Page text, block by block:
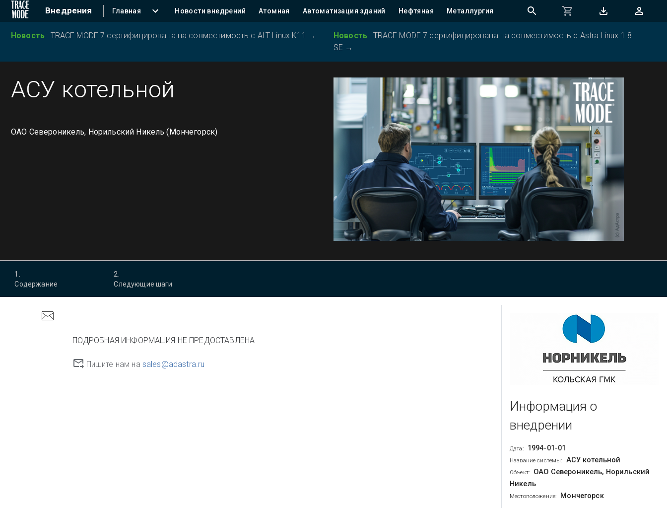
Внедрения Главная Новости внедрений Атомная Автоматизация зданий Нефтяная Металлургия
Новость : TRACE MODE 7 сертифицирована на совместимость с ALT Linux K11 → Новость : TRACE MODE 7 сертифицирована на совместимость с Astra Linux 1.8
SE →
АСУ котельной
ОАО Североникель, Норильский Никель (Мончегорск)
1
Содержание
2
Следующие шаги
ПОДРОБНАЯ ИНФОРМАЦИЯ НЕ ПРЕДОСТАВЛЕНА
Пишите нам на sales@adastra.ru
Информация о
внедрении
Дата: 1994-01-01
Название системы: АСУ котельной
Объект:
ОАО Североникель, Норильский
Никель
Местоположение: Мончегорск